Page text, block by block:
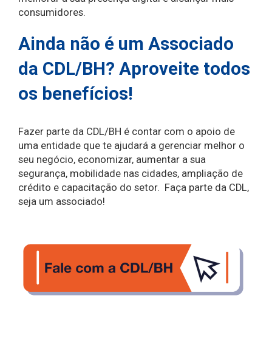
consumidores.
Ainda não é um Associado
da CDL/BH? Aproveite todos
os benefícios!
Fazer parte da CDL/BH é contar com o apoio de
uma entidade que te ajudará a gerenciar melhor o
seu negócio, economizar, aumentar a sua
segurança, mobilidade nas cidades, ampliação de
crédito e capacitação do setor. Faça parte da CDL,
seja um associado!